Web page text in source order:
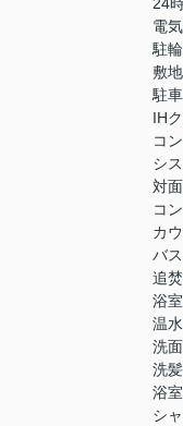
電
駐
敷
駐
IH
コ
シ
対
コ
カ
バ
追
浴
温
洗
洗
浴
シ